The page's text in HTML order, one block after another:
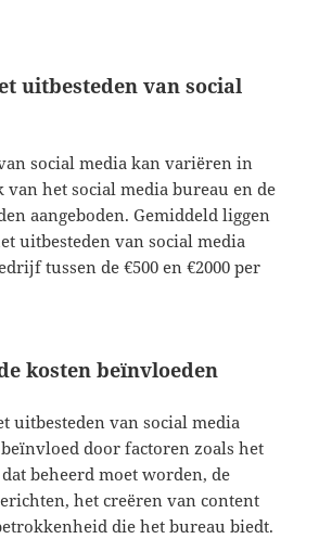
uitbesteden van social
social media kan variëren in
het social media bureau en de
aangeboden. Gemiddeld liggen
uitbesteden van social media
tussen de €500 en €2000 per
kosten beïnvloeden
uitbesteden van social media
door factoren zoals het
beheerd moet worden, de
het creëren van content
die het bureau biedt.